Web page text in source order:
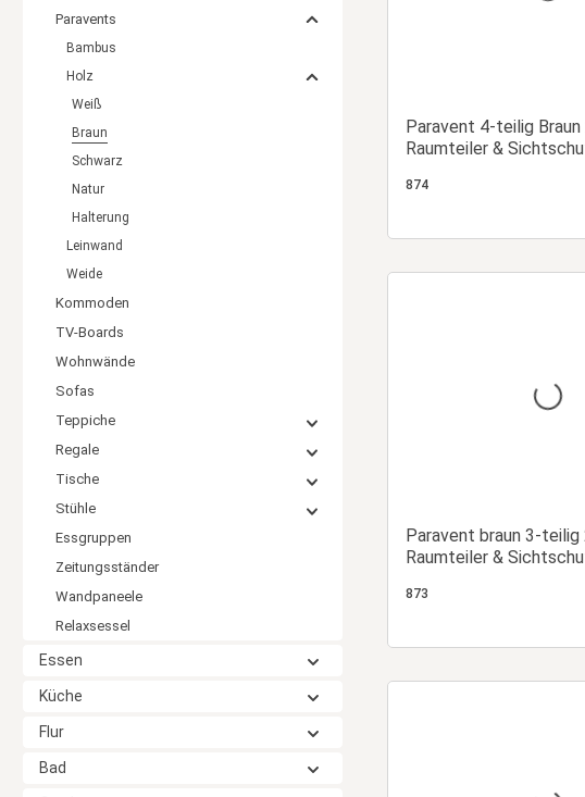
Paravents
Bambus
Holz
Weiß
Braun
Schwarz
Natur
Halterung
Leinwand
Weide
Kommoden
TV-Boards
Wohnwände
Sofas
Teppiche
Regale
Tische
Stühle
Essgruppen
Zeitungsständer
Wandpaneele
Relaxsessel
Essen
Küche
Flur
Bad
Paravent 4-teilig
Raumteiler &
874
Paravent braun 3-
Raumteiler &
873